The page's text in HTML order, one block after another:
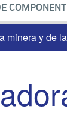
minera y de